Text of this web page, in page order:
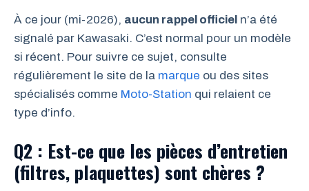
À ce jour (mi-2026), aucun rappel officiel n’a été
signalé par Kawasaki. C’est normal pour un modèle
si récent. Pour suivre ce sujet, consulte
régulièrement le site de la marque ou des sites
spécialisés comme Moto-Station qui relaient ce
type d’info.
Q2 : Est-ce que les pièces d’entretien
(filtres, plaquettes) sont chères ?